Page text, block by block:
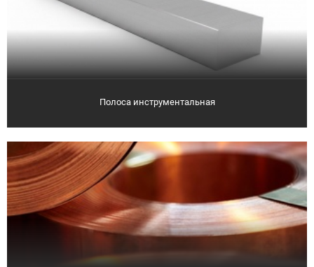
Полоса инструментальная